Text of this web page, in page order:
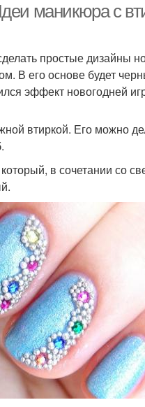
маникюра с
простые дизайны
В его основе будет
эффект новогодней
втиркой. Его можно
в сочетании со